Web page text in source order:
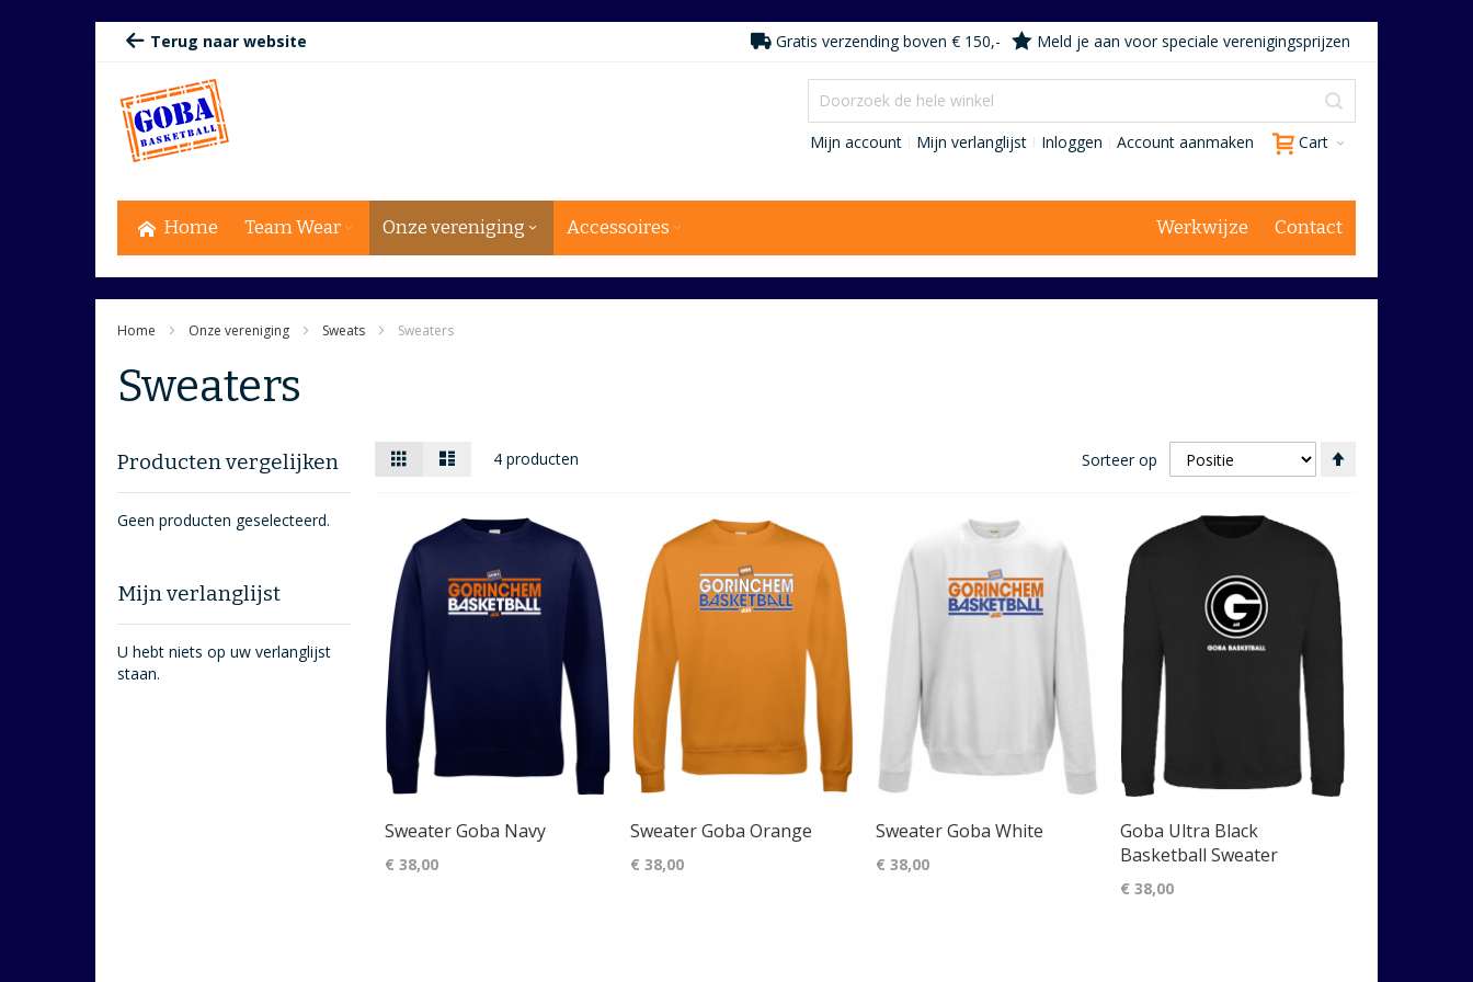
Ga
de
inhoud
Terug naar website Gratis verzending boven € 150,- Meld je aan voor speciale verenigingsprijzen
Cart
Mijn account Mijn verlanglijst Inloggen Account aanmaken
Home Team Wear Onze vereniging Accessoires Contact
Werkwijze
Home Onze vereniging Sweats Sweaters
Sweaters
Tonen
als
Foto-
tabel 4 producten Sorteer op
Sweater Goba Navy
€ 38,00
Sweater Goba Orange
€ 38,00
Sweater Goba White
€ 38,00
Goba Ultra Black
Basketball Sweater
€ 38,00
Producten vergelijken
Geen producten geselecteerd.
Mijn verlanglijst
U hebt niets op uw verlanglijst
staan.